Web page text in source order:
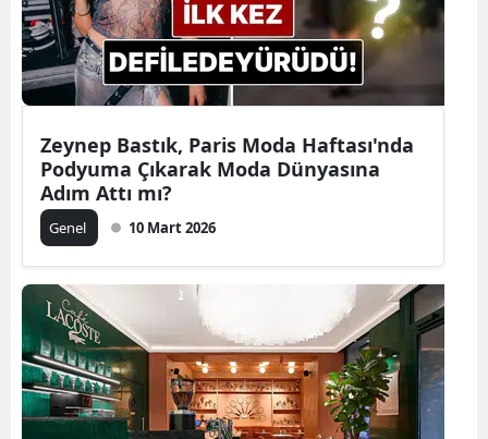
Zeynep Bastık, Paris Moda Haftası'nda
Podyuma Çıkarak Moda Dünyasına
Adım Attı mı?
Genel 10 Mart 2026